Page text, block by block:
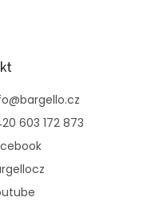
@bargello.cz
603 172 873